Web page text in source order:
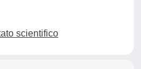
scientifico